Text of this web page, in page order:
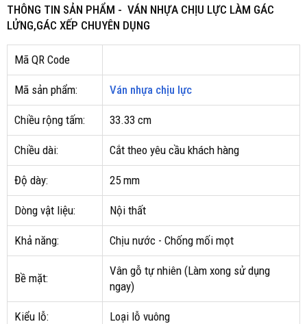
THÔNG TIN SẢN PHẨM - VÁN NHỰA CHỊU LỰC LÀM GÁC
LỬNG,GÁC XẾP CHUYÊN DỤNG
Mã QR Code
Mã sản phẩm: Ván nhựa chịu lực
Chiều rộng tấm: 33.33 cm
Chiều dài: Cắt theo yêu cầu khách hàng
Độ dày: 25 mm
Dòng vật liệu: Nội thất
Khả năng: Chịu nước - Chống mối mọt
Bề mặt:
Vân gỗ tự nhiên (Làm xong sử dụng
ngay)
Kiểu lỗ: Loại lỗ vuông